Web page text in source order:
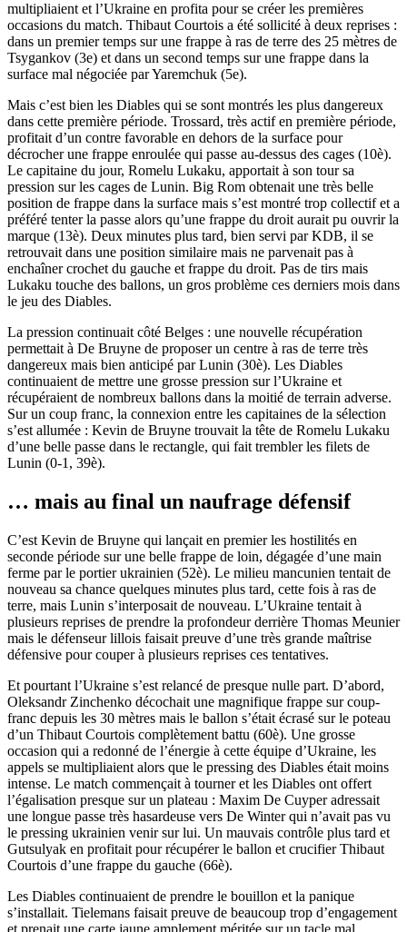
multipliaient et l’Ukraine en profita pour se créer les premières
occasions du match. Thibaut Courtois a été sollicité à deux reprises :
dans un premier temps sur une frappe à ras de terre des 25 mètres de
Tsygankov (3e) et dans un second temps sur une frappe dans la
surface mal négociée par Yaremchuk (5e).
Mais c’est bien les Diables qui se sont montrés les plus dangereux
dans cette première période. Trossard, très actif en première période,
profitait d’un contre favorable en dehors de la surface pour
décrocher une frappe enroulée qui passe au-dessus des cages (10è).
Le capitaine du jour, Romelu Lukaku, apportait à son tour sa
pression sur les cages de Lunin. Big Rom obtenait une très belle
position de frappe dans la surface mais s’est montré trop collectif et a
préféré tenter la passe alors qu’une frappe du droit aurait pu ouvrir la
marque (13è). Deux minutes plus tard, bien servi par KDB, il se
retrouvait dans une position similaire mais ne parvenait pas à
enchaîner crochet du gauche et frappe du droit. Pas de tirs mais
Lukaku touche des ballons, un gros problème ces derniers mois dans
le jeu des Diables.
La pression continuait côté Belges : une nouvelle récupération
permettait à De Bruyne de proposer un centre à ras de terre très
dangereux mais bien anticipé par Lunin (30è). Les Diables
continuaient de mettre une grosse pression sur l’Ukraine et
récupéraient de nombreux ballons dans la moitié de terrain adverse.
Sur un coup franc, la connexion entre les capitaines de la sélection
s’est allumée : Kevin de Bruyne trouvait la tête de Romelu Lukaku
d’une belle passe dans le rectangle, qui fait trembler les filets de
Lunin (0-1, 39è).
… mais au final un naufrage défensif
C’est Kevin de Bruyne qui lançait en premier les hostilités en
seconde période sur une belle frappe de loin, dégagée d’une main
ferme par le portier ukrainien (52è). Le milieu mancunien tentait de
nouveau sa chance quelques minutes plus tard, cette fois à ras de
terre, mais Lunin s’interposait de nouveau. L’Ukraine tentait à
plusieurs reprises de prendre la profondeur derrière Thomas Meunier
mais le défenseur lillois faisait preuve d’une très grande maîtrise
défensive pour couper à plusieurs reprises ces tentatives.
Et pourtant l’Ukraine s’est relancé de presque nulle part. D’abord,
Oleksandr Zinchenko décochait une magnifique frappe sur coup-
franc depuis les 30 mètres mais le ballon s’était écrasé sur le poteau
d’un Thibaut Courtois complètement battu (60è). Une grosse
occasion qui a redonné de l’énergie à cette équipe d’Ukraine, les
appels se multipliaient alors que le pressing des Diables était moins
intense. Le match commençait à tourner et les Diables ont offert
l’égalisation presque sur un plateau : Maxim De Cuyper adressait
une longue passe très hasardeuse vers De Winter qui n’avait pas vu
le pressing ukrainien venir sur lui. Un mauvais contrôle plus tard et
Gutsulyak en profitait pour récupérer le ballon et crucifier Thibaut
Courtois d’une frappe du gauche (66è).
Les Diables continuaient de prendre le bouillon et la panique
s’installait. Tielemans faisait preuve de beaucoup trop d’engagement
et prenait une carte jaune amplement méritée sur un tacle mal